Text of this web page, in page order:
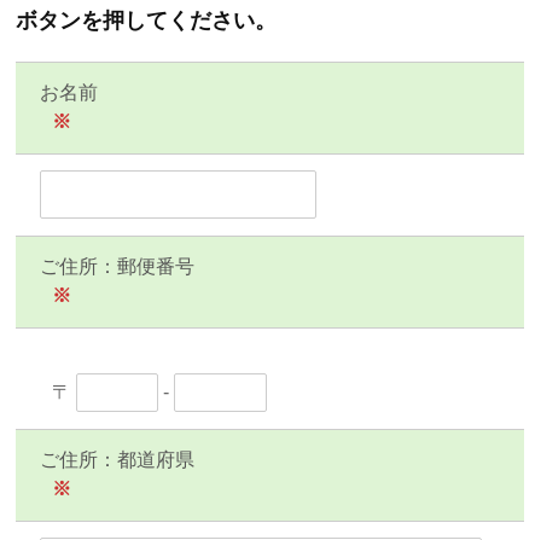
ボタンを押してください。
お名前
※
ご住所：郵便番号
※
〒 -
ご住所：都道府県
※